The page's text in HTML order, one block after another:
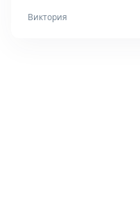
Виктория